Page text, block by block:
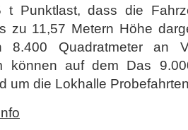
t Punktlast, dass die
zu 11,57 Metern Höhe
8.400 Quadratmeter an
können auf dem Das
um die Lokhalle